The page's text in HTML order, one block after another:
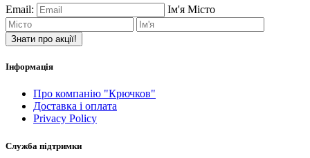
Email: Ім'я Місто
Знати про акції!
Інформація
Про компанію "Крючков"
Доставка і оплата
Privacy Policy
Служба підтримки